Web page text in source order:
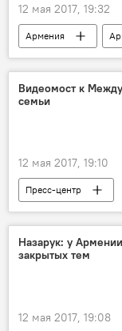
12 мая 2017, 19:32
Армения
Министерство
Видеомост к
семьи
12 мая 2017, 19:10
Пресс-центр
Назарук: у
закрытых тем
12 мая 2017, 19:08